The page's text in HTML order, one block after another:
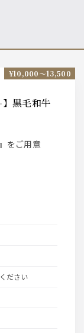
をご用意
¥10,000〜13,500
ださい